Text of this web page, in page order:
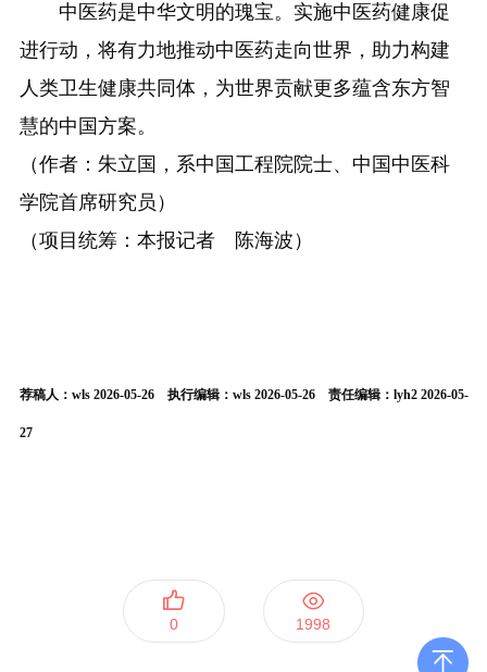
中医药是中华文明的瑰宝。实施中医药健康促
进行动，将有力地推动中医药走向世界，助力构建
人类卫生健康共同体，为世界贡献更多蕴含东方智
慧的中国方案。
（作者：朱立国，系中国工程院院士、中国中医科
学院首席研究员）
（项目统筹：本报记者 陈海波）
荐稿人：wls 2026-05-26 执行编辑：wls 2026-05-26 责任编辑：lyh2 2026-05-
27
0 1998